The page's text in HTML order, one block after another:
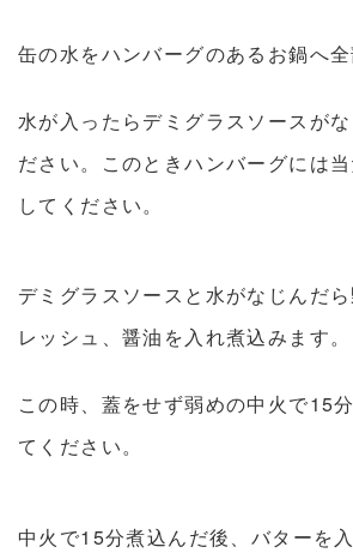
缶の水をハンバーグのあるお鍋へ全
水が入ったらデミグラスソースが
ださい。このときハンバーグには
してください。
デミグラスソースと水がなじんだ
レッシュ、醤油を入れ煮込みます。
この時、蓋をせず弱めの中火で15
てください。
中火で15分煮込んだ後、バターを